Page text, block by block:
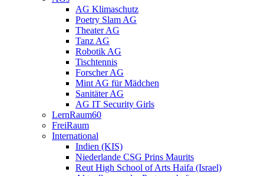
AG Klimaschutz
Poetry Slam AG
Theater AG
Tanz AG
Robotik AG
Tischtennis
Forscher AG
Mint AG für Mädchen
Sanitäter AG
AG IT Security Girls
LernRaum60
FreiRaum
International
Indien (KIS)
Niederlande CSG Prins Maurits
Reut High School of Arts Haifa (Israel)